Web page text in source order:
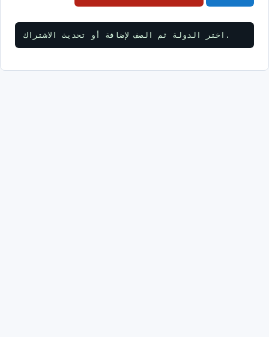
اختر الدولة ثم الصف لإضافة أو تحديث الاشتراك.